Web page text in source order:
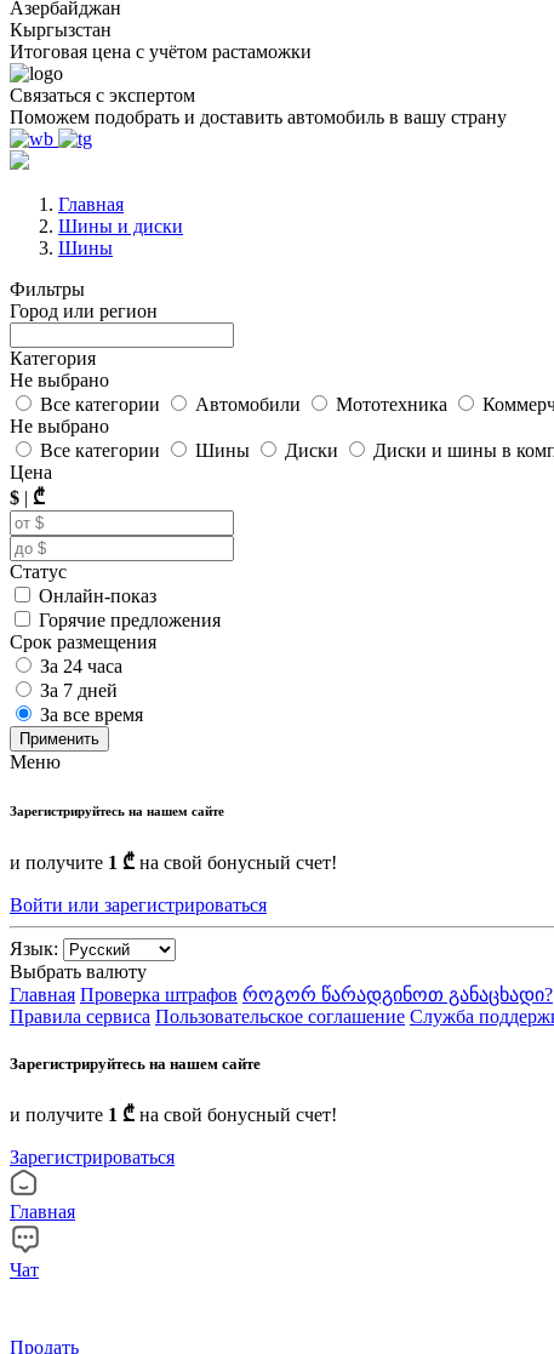
Азербайджан
Кыргызстан
Итоговая цена с учётом растаможки
Связаться с экспертом
Поможем подобрать и доставить автомобиль в вашу страну
Главная
Шины и диски
Шины
Фильтры
Город или регион
Категория
Не выбрано
Все категории
Автомобили Мототехника
Не выбрано
Все категории
Шины Диски
Диски и шины в
Цена
$ | ₾
Статус
Онлайн-показ
Горячие предложения
Срок размещения
За 24 часа
За 7 дней
За все время
Применить
Меню
Зарегистрируйтесь на нашем сайте
и получите 1 ₾ на свой бонусный счет!
Войти или зарегистрироваться
Язык:
Выбрать валюту
Главная Проверка штрафов როგორ წარადგინოთ განაცხადი?
Правила сервиса Пользовательское соглашение Служба
Зарегистрируйтесь на нашем сайте
и получите 1 ₾ на свой бонусный счет!
Зарегистрироваться
Главная
Чат
Продать